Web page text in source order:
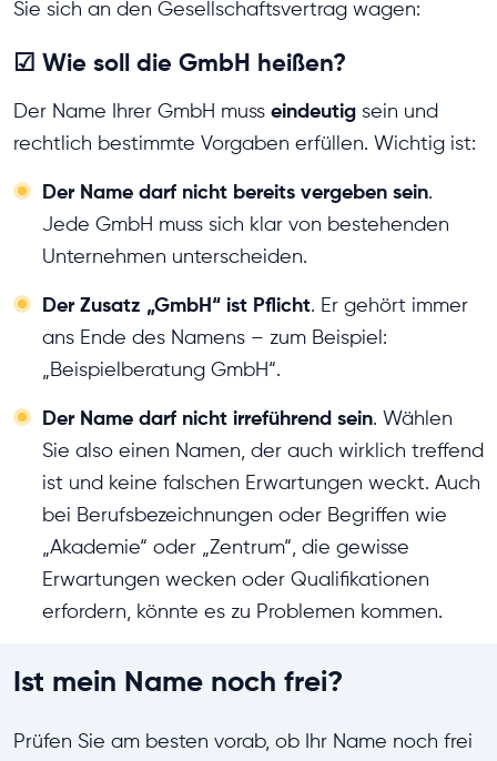
Sie sich an den Gesellschaftsvertrag wagen:
☑ Wie soll die GmbH heißen?
Der Name Ihrer GmbH muss eindeutig sein und
rechtlich bestimmte Vorgaben erfüllen. Wichtig ist:
Der Name darf nicht bereits vergeben sein.
Jede GmbH muss sich klar von bestehenden
Unternehmen unterscheiden.
Der Zusatz „GmbH“ ist Pflicht. Er gehört immer
ans Ende des Namens – zum Beispiel:
„Beispielberatung GmbH“.
Der Name darf nicht irreführend sein. Wählen
Sie also einen Namen, der auch wirklich treffend
ist und keine falschen Erwartungen weckt. Auch
bei Berufsbezeichnungen oder Begriffen wie
„Akademie“ oder „Zentrum“, die gewisse
Erwartungen wecken oder Qualifikationen
erfordern, könnte es zu Problemen kommen.
Ist mein Name noch frei?
Prüfen Sie am besten vorab, ob Ihr Name noch frei